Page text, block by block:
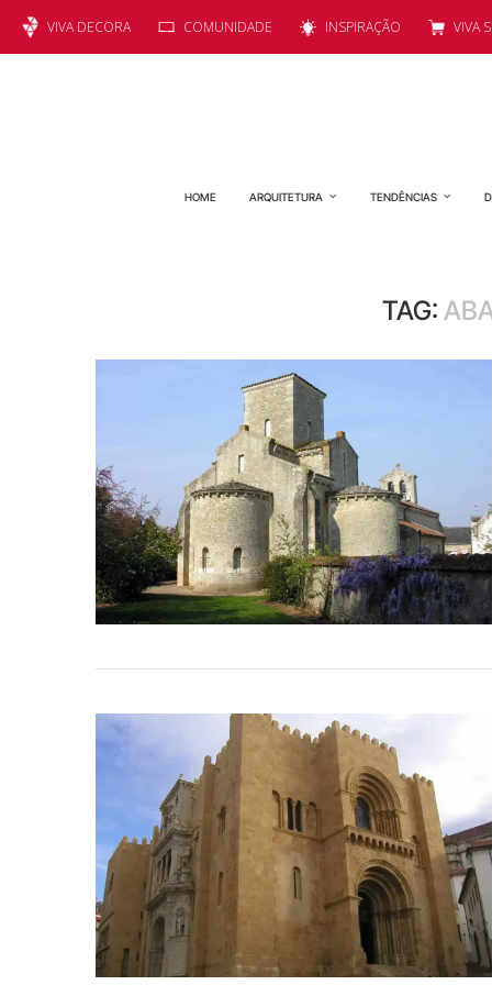
VIVA DECORA COMUNIDADE INSPIRAÇÃO VIVA
HOME ARQUITETURA TENDÊNCIAS
TAG: